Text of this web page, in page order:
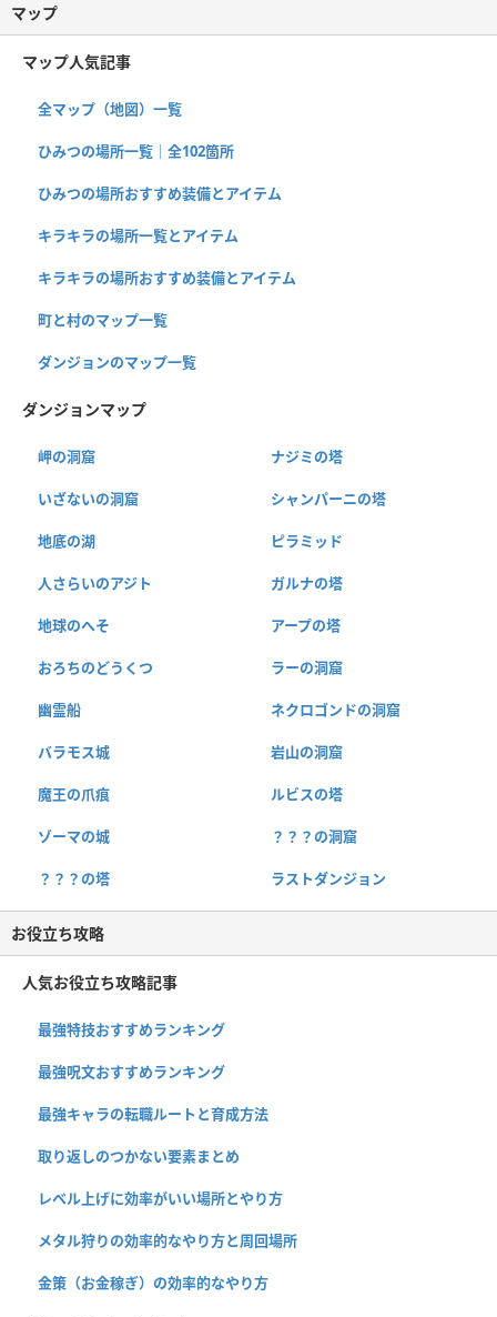
マップ
マップ人気記事
全マップ（地図）一覧
ひみつの場所一覧｜全102箇所
ひみつの場所おすすめ装備とアイテム
キラキラの場所一覧とアイテム
キラキラの場所おすすめ装備とアイテム
町と村のマップ一覧
ダンジョンのマップ一覧
ダンジョンマップ
岬の洞窟 ナジミの塔
いざないの洞窟 シャンパーニの塔
地底の湖 ピラミッド
人さらいのアジト ガルナの塔
地球のへそ アープの塔
おろちのどうくつ ラーの洞窟
幽霊船 ネクロゴンドの洞窟
バラモス城 岩山の洞窟
魔王の爪痕 ルビスの塔
ゾーマの城 ？？？の洞窟
？？？の塔 ラストダンジョン
お役立ち攻略
人気お役立ち攻略記事
最強特技おすすめランキング
最強呪文おすすめランキング
最強キャラの転職ルートと育成方法
取り返しのつかない要素まとめ
レベル上げに効率がいい場所とやり方
メタル狩りの効率的なやり方と周回場所
金策（お金稼ぎ）の効率的なやり方